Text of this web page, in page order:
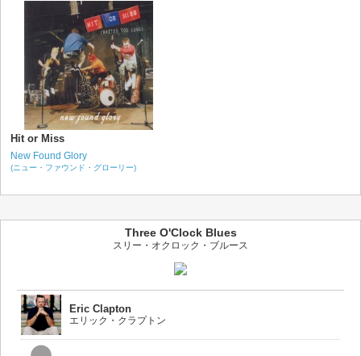
Hit or Miss
New Found Glory
(ニュー・ファウンド・グローリー)
Three O'Clock Blues
スリー・オクロック・ブルース
Eric Clapton
エリック・クラプトン